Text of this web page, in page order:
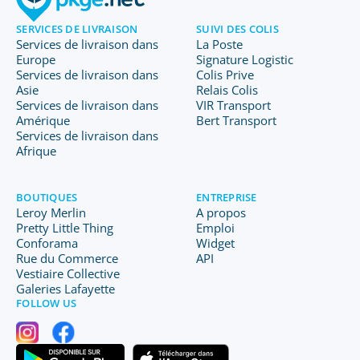
SERVICES DE LIVRAISON
Services de livraison dans
Europe
Services de livraison dans
Asie
Services de livraison dans
Amérique
Services de livraison dans
Afrique
SUIVI DES COLIS
La Poste
Signature Logistic
Colis Prive
Relais Colis
VIR Transport
Bert Transport
BOUTIQUES
Leroy Merlin
Pretty Little Thing
Conforama
Rue du Commerce
Vestiaire Collective
Galeries Lafayette
ENTREPRISE
A propos
Emploi
Widget
API
FOLLOW US